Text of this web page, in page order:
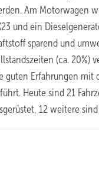
Am Motorwagen
und ein
sparend und
(ca. 20%)
guten Erfahrungen mit
Heute sind 21
12 weitere